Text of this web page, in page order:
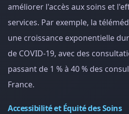
améliorer l'accès aux soins et
services. Par exemple, la
une croissance exponentielle
de COVID-19, avec des
passant de 1 % à 40 % des
France.
Accessibilité et Équité des Soins